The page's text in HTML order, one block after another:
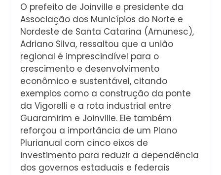
O prefeito de Joinville e presidente da
Associação dos Municípios do Norte e
Nordeste de Santa Catarina (Amunesc),
Adriano Silva, ressaltou que a união
regional é imprescindível para o
crescimento e desenvolvimento
econômico e sustentável, citando
exemplos como a construção da ponte
da Vigorelli e a rota industrial entre
Guaramirim e Joinville. Ele também
reforçou a importância de um Plano
Plurianual com cinco eixos de
investimento para reduzir a dependência
dos governos estaduais e federais